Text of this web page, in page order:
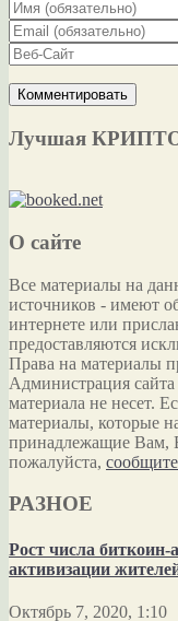
Лучшая
О сайте
Все материалы на
источников - имеют
интернете или
предоставляются
Права на материалы
Администрация сайта
материала не несет.
материалы, которые
принадлежащие Вам,
пожалуйста,
РАЗНОЕ
Рост числа биткоин-
активизации
Октябрь 7, 2020, 1:10